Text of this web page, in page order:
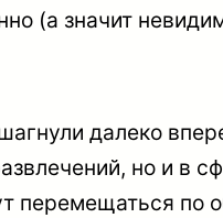
(а значит
далеко
но и в
перемещаться по